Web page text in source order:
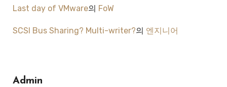
Last day of VMware의 FoW
SCSI Bus Sharing? Multi-writer?의 엔지니어
Admin